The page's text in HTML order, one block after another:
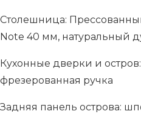
Столешница:
Note 40 мм, натуральный
Кухонные дверки и
фрезерованная ручка
Задняя панель острова: